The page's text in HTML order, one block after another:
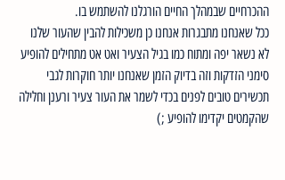
ההכרחיים שבמהלך החיים הורגלנו להשתמש בו.
ככל שאנחנו מתבגרות אנחנו כן משכילות להבין שהעור שלנו
לא נשאר יפה ומתוח כמו בגיל הצעיר ואט אט מתחילים להופיע
סימני הזדקות וזה בדיוק הזמן שאנחנו יותר חוקרות לגבי
תכשירים טובים לפנים בכדי לשמר את העור צעיר ורענן וחלילה
שהקמטים יקדימו להופיע ;)